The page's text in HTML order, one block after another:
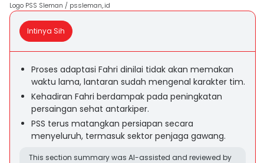
Logo PSS Sleman / pssleman,.id
Intinya Sih
Proses adaptasi Fahri dinilai tidak akan memakan
waktu lama, lantaran sudah mengenal karakter tim.
Kehadiran Fahri berdampak pada peningkatan
persaingan sehat antarkiper.
PSS terus matangkan persiapan secara
menyeluruh, termasuk sektor penjaga gawang.
This section summary was AI-assisted and reviewed by